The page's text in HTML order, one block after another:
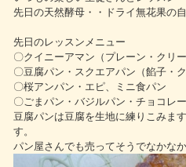
先日の天然酵母・・ドライ無花果の
先日のレッスンメニュー
〇クイニーアマン（プレーン・クリ
〇豆腐パン・スクエアパン（餡子・ク
〇桜アンパン・エピ、ミニ食パン
〇ごまパン・バジルパン・チョコレ
豆腐パンは豆腐を生地に練りこみま
す。
パン屋さんでも売ってそうでなかな